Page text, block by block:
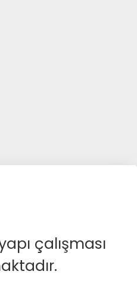
çalışması